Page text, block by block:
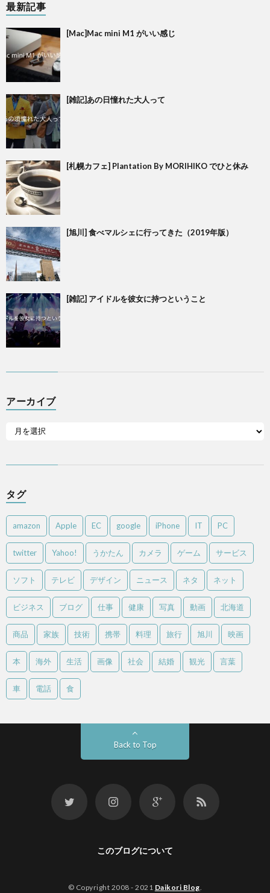
最新記事
[Mac]Mac mini M1 がいい感じ
[雑記]あの日憧れた大人って
[札幌カフェ] Plantation By MORIHIKO でひと休み
[旭川] 食べマルシェに行ってきた（2019年版）
[雑記] アイドルを彼女に持つということ
アーカイブ
タグ
amazon Apple EC google iPhone IT PC
twitter Yahoo! うかたん カメラ ゲーム サービス
ソフト テレビ デザイン ニュース ネタ ネット
ビジネス ブログ 仕事 健康 写真 動画 北海道
商品 家族 技術 携帯 料理 旅行 旭川 映画
本 海外 生活 画像 社会 結婚 観光 言葉
車 電話 食
Back to Top
このブログについて
© Copyright 2008 - 2021 Daikori Blog.